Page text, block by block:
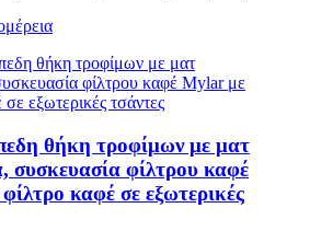
θήκη τροφίμων με ματ
συσκευασία φίλτρου καφέ
καφέ σε εξωτερικές